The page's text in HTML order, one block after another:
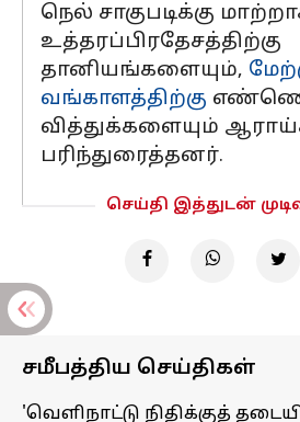
நெல் சாகுபடிக்கு
உத்தரப்பிரதேசத்திற்கு
தானியங்களையும்,
வங்காளத்திற்கு
வித்துக்களையும்
பரிந்துரைத்தனர்.
செய்தி இத்துடன்
சமீபத்திய செய்திகள்
'வெளிநாட்டு நிதிக்குத்